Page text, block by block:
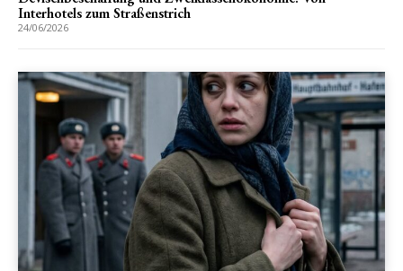
Interhotels zum Straßenstrich
24/06/2026